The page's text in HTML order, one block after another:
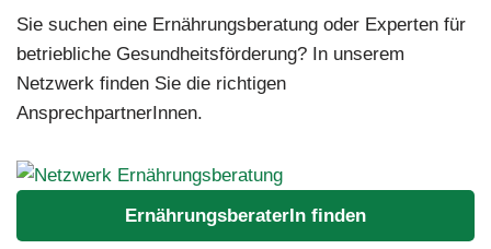
Sie suchen eine Ernährungsberatung oder Experten für
betriebliche Gesundheitsförderung? In unserem
Netzwerk finden Sie die richtigen
AnsprechpartnerInnen.
ErnährungsberaterIn finden